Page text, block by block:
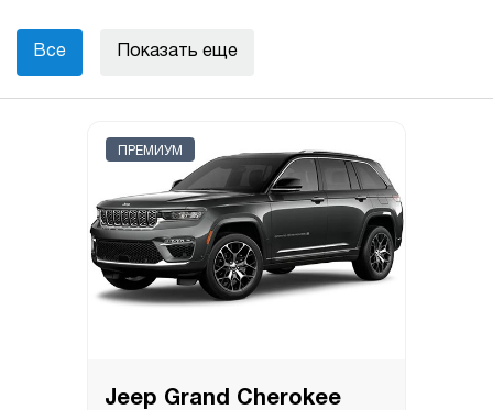
Все Показать еще
ПРЕМИУМ
Jeep Grand Cherokee